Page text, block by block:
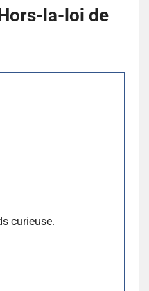
la-loi de
curieuse.